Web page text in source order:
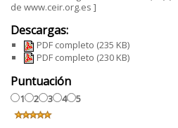
de www.ceir.org.es ]
Descargas:
PDF completo (235 KB)
PDF completo (230 KB)
Puntuación
1 2 3 4 5